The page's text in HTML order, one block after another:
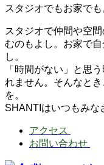
スタジオでもお家で
スタジオで仲間や空
むのもよし。お家で
し。
「時間がない」と思
れません。そんなと
を。
SHANTIはいつもみな
アクセス
お問い合わせ